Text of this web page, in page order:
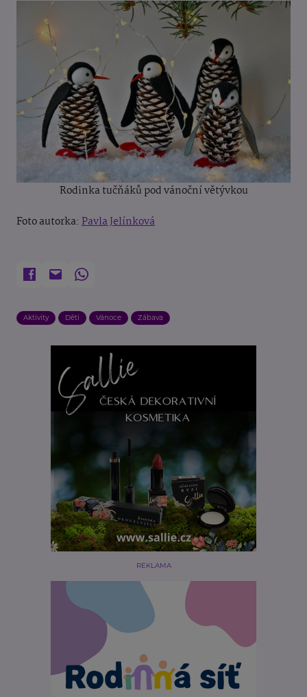
Rodinka tučňáků pod vánoční větývkou
Foto autorka: Pavla Jelínková
Aktivity Děti Vánoce Zábava
REKLAMA